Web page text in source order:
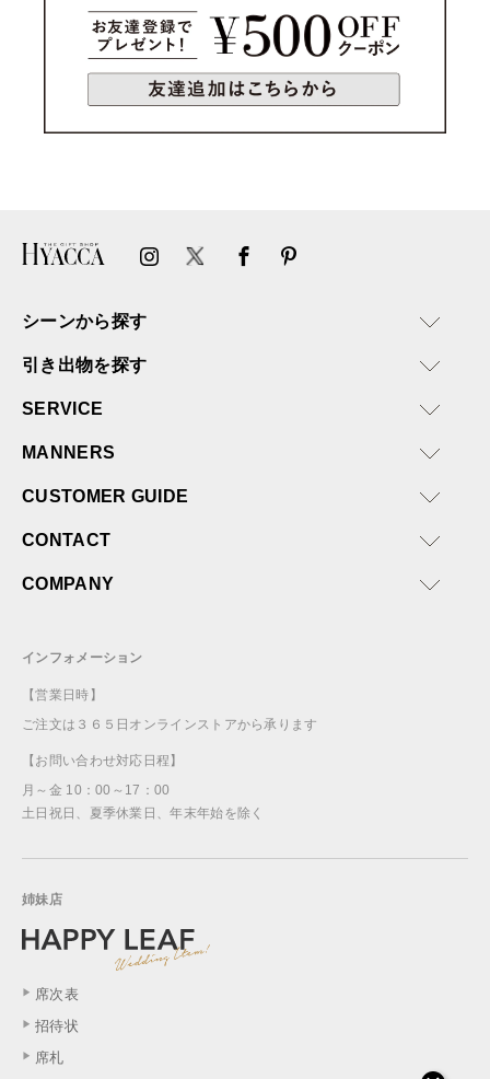
シーンから探す
引き出物を探す
SERVICE
MANNERS
CUSTOMER GUIDE
CONTACT
COMPANY
インフォメーション
【営業日時】
ご注文は３６５日オンラインストアから承ります
【お問い合わせ対応日程】
月～金 10：00～17：00
土日祝日、夏季休業日、年末年始を除く
姉妹店
席次表
招待状
席札